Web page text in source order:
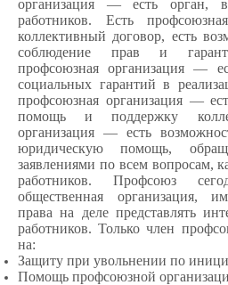
организация — есть орган,
работников. Есть
коллективный договор, есть
соблюдение прав и
профсоюзная организация —
социальных гарантий в
профсоюзная организация —
помощь и поддержку
организация — есть
юридическую помощь,
заявлениями по всем вопросам,
работников. Профсоюз
общественная организация,
права на деле представлять
работников. Только член
на:
Защиту при увольнении по
Помощь профсоюзной